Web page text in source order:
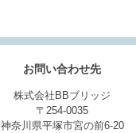
お問い合わせ先
株式会社BBブリッジ
〒254-0035
神奈川県平塚市宮の前6-20